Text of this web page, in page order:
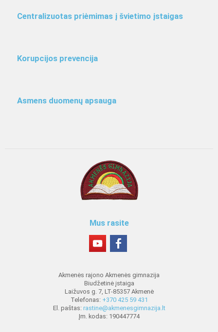
Centralizuotas priėmimas į švietimo įstaigas
Korupcijos prevencija
Asmens duomenų apsauga
Mus rasite
Akmenės rajono Akmenės gimnazija
Biudžetinė įstaiga
Laižuvos g. 7, LT-85357 Akmenė
Telefonas: +370 425 59 431
El. paštas: rastine@akmenesgimnazija.lt
Įm. kodas: 190447774